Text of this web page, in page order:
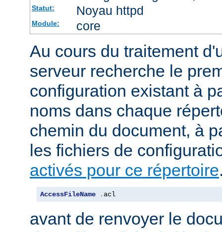
Statut: Noyau httpd
Module: core
Au cours du traitement
serveur recherche le
configuration existant à
noms dans chaque
chemin du document, à
les fichiers de
activés pour ce répertoire
AccessFileName . acl
avant de renvoyer le